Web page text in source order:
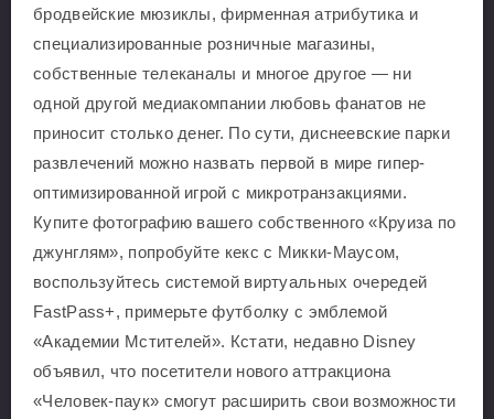
бродвейские мюзиклы, фирменная атрибутика и
специализированные розничные магазины,
собственные телеканалы и многое другое — ни
одной другой медиакомпании любовь фанатов не
приносит столько денег. По сути, диснеевские парки
развлечений можно назвать первой в мире гипер-
оптимизированной игрой с микротранзакциями.
Купите фотографию вашего собственного «Круиза по
джунглям», попробуйте кекс с Микки-Маусом,
воспользуйтесь системой виртуальных очередей
FastPass+, примерьте футболку с эмблемой
«Академии Мстителей». Кстати, недавно Disney
объявил, что посетители нового аттракциона
«Человек-паук» смогут расширить свои возможности